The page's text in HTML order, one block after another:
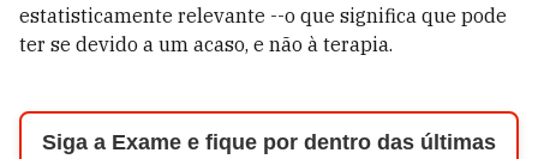
estatisticamente relevante --o que significa que pode
ter se devido a um acaso, e não à terapia.
Siga a Exame e fique por dentro das últimas